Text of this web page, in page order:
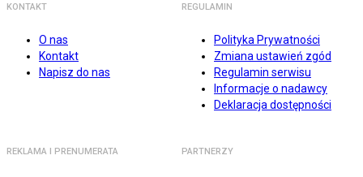
KONTAKT
O nas
Kontakt
Napisz do nas
REGULAMIN
Polityka Prywatności
Zmiana ustawień zgód
Regulamin serwisu
Informacje o nadawcy
Deklaracja dostępności
REKLAMA I PRENUMERATA PARTNERZY